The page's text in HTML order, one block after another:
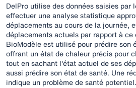
DelPro utilise des données saisies
effectuer une analyse statistique
déplacements au cours de la journée,
déplacements actuels par rapport à
BioModèle est utilisé pour prédire son
offrant un état de chaleur précis pour
tout en sachant l'état actuel de ses
aussi prédire son état de santé. Une
indique un problème de santé potentiel.